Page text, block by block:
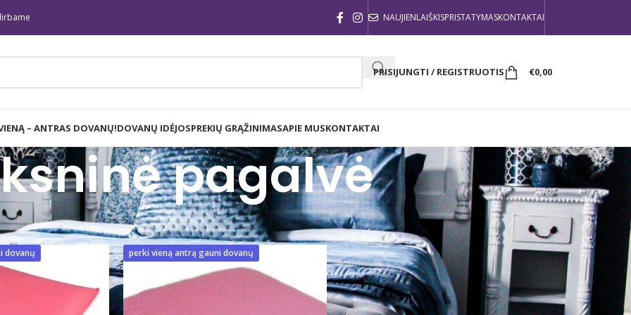
NAUJIENLAIŠKISPRISTATYMASKONTAKTAI
PRISIJUNGTI / REGISTRUOTIS €0,00
– ANTRAS DOVANŲ!DOVANŲ IDĖJOSPREKIŲ GRĄŽINIMASAPIE MUSKONTAKTAI
pagalvė
su žymomis “plunksninė pagalvė” Show 9 24 36
dovanų perki vieną antrą gauni dovanų